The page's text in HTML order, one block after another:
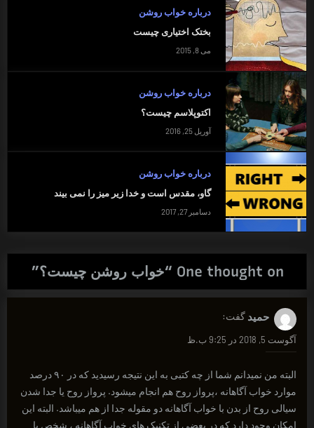
درباره خواب روشن
بختک اختیاری چیست
می 8, 2015
درباره خواب روشن
اکتوپلاسم چیست؟
آوریل 25, 2016
درباره خواب روشن
گاو، مقدس است و خدا زیر میز را نمی بیند
دسامبر 27, 2017
One thought on “ خواب روشن چیست؟”
حمید گفت:
آگوست 5, 2018 در 9:25 ب.ظ
البته من نمیدانم شما از چه کتبی به این نتیجه رسیدید که در ۹۰ درصد
موارد خواب آگاهانه ،پرواز روح هم انجام میشود. پرواز روح یا جدا شدن
سیالی روح از بدن با خواب آگاهانه دو مقوله جدا از هم میباشد. البته این
امکان وجود دارد که در بعضی از تکنیک های خواب آگاهانه ، شخص با